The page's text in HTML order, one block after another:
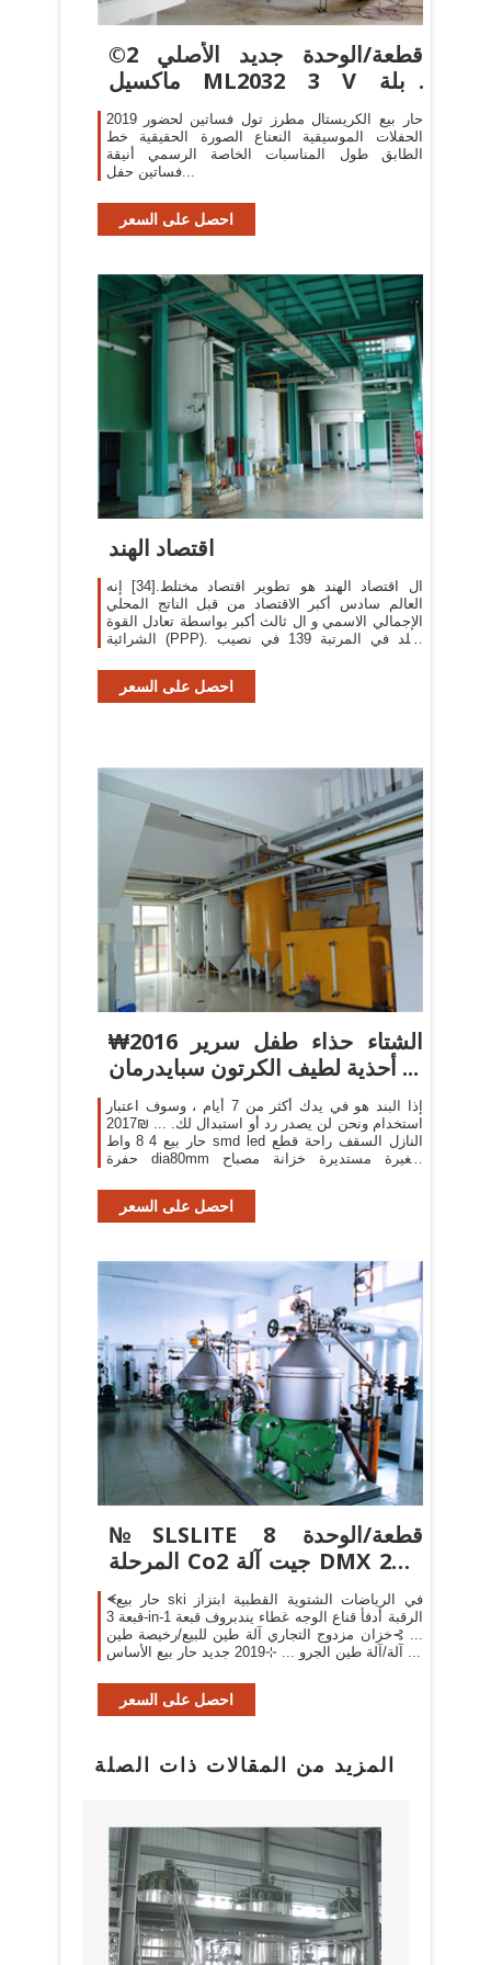
©2 قطعة/الوحدة جديد الأصلي
ماكسيل ML2032 3 V قابلة
للشحن ...
2019 حار بيع الكريستال مطرز تول فساتين لحضور
الحفلات الموسيقية النعناع الصورة الحقيقية خط
الطابق طول المناسبات الخاصة الرسمي أنيقة
فساتين حفل...
احصل على السعر
اقتصاد الهند
ال اقتصاد الهند هو تطوير اقتصاد مختلط.[34] إنه
العالم سادس أكبر الاقتصاد من قبل الناتج المحلي
الإجمالي الاسمي و ال ثالث أكبر بواسطة تعادل القوة
الشرائية (PPP). البلد في المرتبة 139 في نصيب
احصل على السعر
₩2016 الشتاء حذاء طفل سرير
أحذية لطيف الكرتون سبايدرمان ...
إذا البند هو في يدك أكثر من 7 أيام ، وسوف اعتبار
استخدام ونحن لن يصدر رد أو استبدال لك. ... ₪2017
حار بيع 4 8 واط smd led النازل السقف راحة قطع
حفرة dia80mm صغيرة مستديرة خزانة مصباح
احصل على السعر
№SLSLITE 8 قطعة/الوحدة
المرحلة Co2 جيت آلة DMX 2CH
ثاني ...
ᗛحار بيع ski في الرياضات الشتوية القطبية ابتزاز
قبعة 3-in-1 الرقبة أدفأ قناع الوجه غطاء يندبروف قبعة
... ⊱خزان مزدوج التجاري آلة طين للبيع/رخيصة طين
آلة/آلة طين الجرو ... ⊹2019 جديد حار بيع الأساس ...
احصل على السعر
المزيد من المقالات ذات الصلة